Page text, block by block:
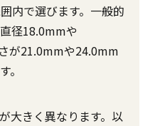
内で選びます。一般的
径18.0mmや
が21.0mmや24.0mm
。
大きく異なります。以